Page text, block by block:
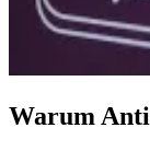
Warum